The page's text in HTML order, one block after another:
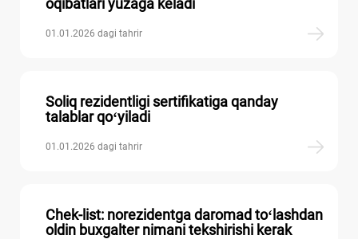
01.01.2026 dagi tahrir
Soliq rezidentligi sertifikatiga qanday
talablar qoʻyiladi
01.01.2026 dagi tahrir
Chek-list: norezidentga daromad toʻlashdan
oldin buхgalter nimani tekshirishi kerak